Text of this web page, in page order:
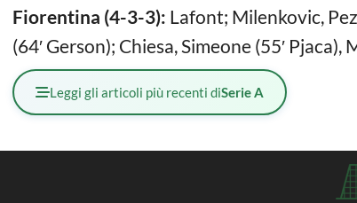
Fiorentina (4-3-3): Lafont; Milenkovic,
(64′ Gerson); Chiesa, Simeone (55′
Leggi gli articoli più recenti diSerie A